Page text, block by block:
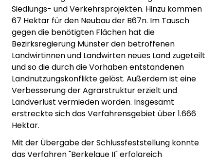
Siedlungs- und Verkehrsprojekten. Hinzu kommen
67 Hektar für den Neubau der B67n. Im Tausch
gegen die benötigten Flächen hat die
Bezirksregierung Münster den betroffenen
Landwirtinnen und Landwirten neues Land zugeteilt
und so die durch die Vorhaben entstandenen
Landnutzungskonflikte gelöst. Außerdem ist eine
Verbesserung der Agrarstruktur erzielt und
Landverlust vermieden worden. Insgesamt
erstreckte sich das Verfahrensgebiet über 1.666
Hektar.
Mit der Übergabe der Schlussfeststellung konnte
das Verfahren "Berkelaue II" erfolgreich